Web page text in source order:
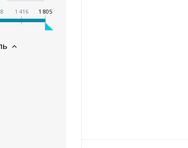
1 416 1 805